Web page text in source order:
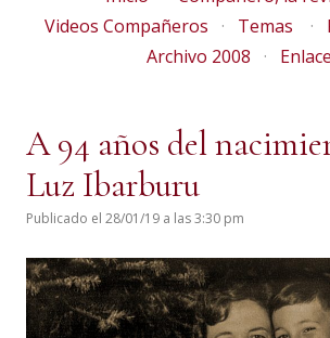
Videos Compañeros
Temas
Archivo 2008
A 94 años del
Luz Ibarburu
Publicado el 28/01/19 a las 3:30 pm